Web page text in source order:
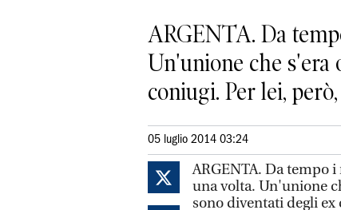
ARGENTA. Da
Un'unione che
coniugi. Per lei,
05 luglio 2014 03:24
ARGENTA. Da tempo
una volta. Un'unione
sono diventati degli ex